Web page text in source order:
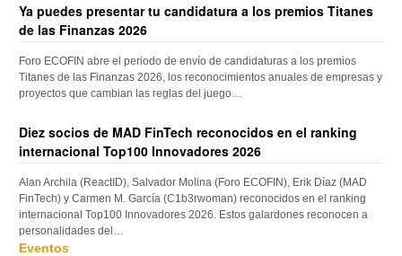
Ya puedes presentar tu candidatura a los premios Titanes
de las Finanzas 2026
Foro ECOFIN abre el periodo de envío de candidaturas a los premios
Titanes de las Finanzas 2026, los reconocimientos anuales de empresas y
proyectos que cambian las reglas del juego…
Diez socios de MAD FinTech reconocidos en el ranking
internacional Top100 Innovadores 2026
Alan Archila (ReactID), Salvador Molina (Foro ECOFIN), Erik Díaz (MAD
FinTech) y Carmen M. García (C1b3rwoman) reconocidos en el ranking
internacional Top100 Innovadores 2026. Estos galardones reconocen a
personalidades del…
Eventos